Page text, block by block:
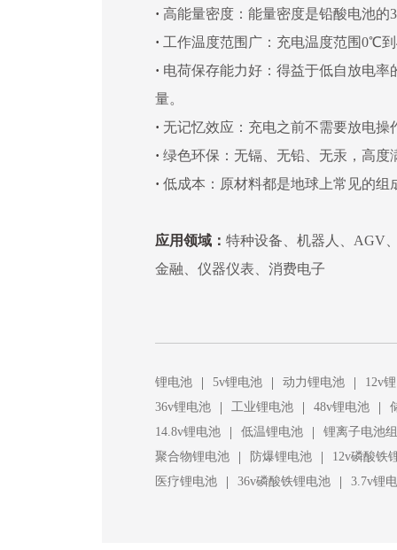
· 高能量密度：能量密度是铅酸电池的
· 工作温度范围广：充电温度范围0℃
· 电荷保存能力好：得益于低自放电
量。
· 无记忆效应：充电之前不需要放电操
· 绿色环保：无镉、无铅、无汞，高度
· 低成本：原材料都是地球上常见的组
应用领域： 特种设备、机器人、AGV
金融、仪器仪表、消费电子
锂电池 | 5v锂电池 | 动力锂电池 |
12v
36v锂电池
| 工业锂电池 | 48v锂电池 |
14.8v锂电池
| 低温锂电池 |
锂离子电池组
聚合物锂电池
| 防爆锂电池 |
12v磷酸铁
医疗锂电池
| 36v磷酸铁锂电池 | 3.7v锂